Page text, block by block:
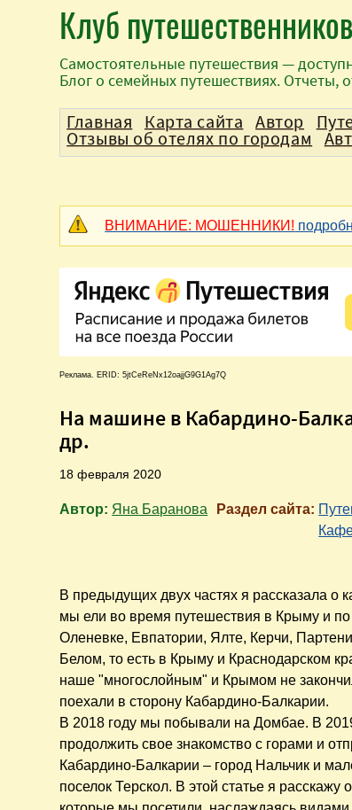
Клуб
Самостоятельные путешествия —
Блог о семейных путешествиях. Отчеты,
ВНИМАНИЕ: МОШЕННИКИ!
Реклама. ERID: 5jtCeReNx12oajjG9G1Ag7Q
На машине в Кабардино-
др.
18 февраля 2020
Автор: Яна Баранова Раздел сайта:
В предыдущих двух частях я рассказала о
мы ели во время путешествия в Крыму и
Оленевке, Евпатории, Ялте, Керчи,
Белом, то есть в Крыму и Краснодарском
наше "многослойным" и Крымом не
поехали в сторону Кабардино-Балкарии.
В 2018 году мы побывали на Домбае. В
продолжить свое знакомство с горами и
Кабардино-Балкарии – город Нальчик и
поселок Терскол. В этой статье я расскажу
Главная Карта сайта Автор
Отзывы об отелях по городам